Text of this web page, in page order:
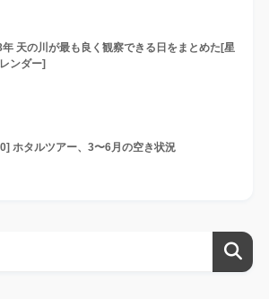
天の川が最も良く観察できる日をまとめた[星
ンダー]
ホタルツアー、3〜6月の空き状況